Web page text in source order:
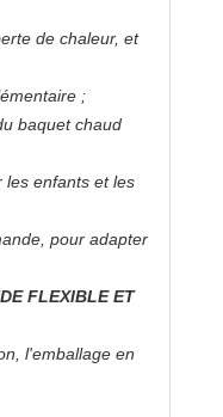
de chaleur, et
;
baquet chaud
les enfants et les
pour adapter
FLEXIBLE ET
l'emballage en